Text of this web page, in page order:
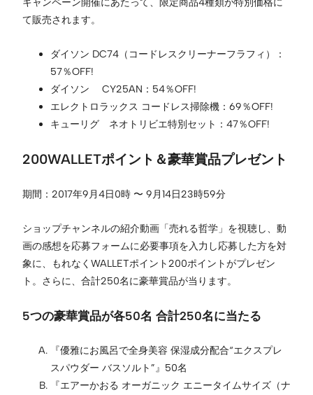
て販売されます。
ダイソン DC74（コードレスクリーナーフラフィ）：
57％OFF!
ダイソン CY25AN：54％OFF!
エレクトロラックス コードレス掃除機：69％OFF!
キューリグ ネオトリビエ特別セット：47％OFF!
200WALLETポイント＆豪華賞品プレゼント
期間：2017年9月4日0時 〜 9月14日23時59分
ショップチャンネルの紹介動画「売れる哲学」を視聴し、動
画の感想を応募フォームに必要事項を入力し応募した方を対
象に、もれなくWALLETポイント200ポイントがプレゼン
ト。さらに、合計250名に豪華賞品が当ります。
5つの豪華賞品が各50名 合計250名に当たる
『優雅にお風呂で全身美容 保湿成分配合“エクスプレ
スパウダー バスソルト”』50名
『エアーかおる オーガニック エニータイムサイズ（ナ